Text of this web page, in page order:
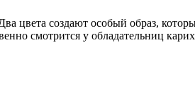
цвета создают особый образ,
смотрится у обладательниц карих